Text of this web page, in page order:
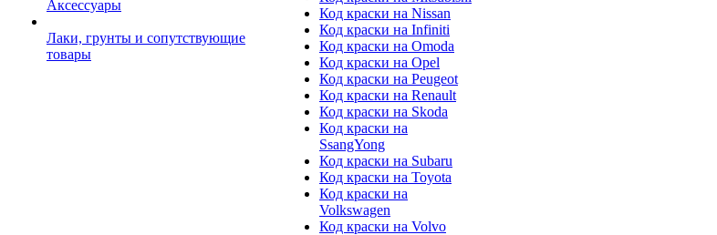
Аксессуары
Лаки, грунты и сопутствующие
товары
Код краски на Nissan
Код краски на Infiniti
Код краски на Omoda
Код краски на Opel
Код краски на Peugeot
Код краски на Renault
Код краски на Skoda
Код краски на
SsangYong
Код краски на Subaru
Код краски на Toyota
Код краски на
Volkswagen
Код краски на Volvo